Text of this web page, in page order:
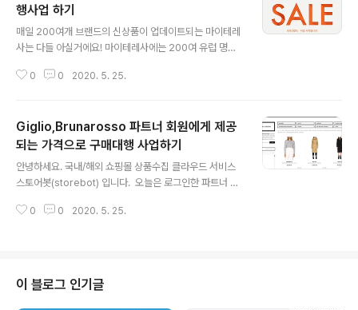
행사업 하기
매일 200여개 브랜드의 신상품이 업데이트되는 마이테레
사는 다들 아실거에요! 마이테레사에는 200여 유럽 명품
업데이트되는 쇼핑몰로 정품만 유통하는 사이트로 안심하
품을 등록해야하죠. 마이테레사에는 수십만개의 상품이 있
는데, 이 상품을 언제 다 가져와서 등록하죠? 상품 10개정
도 등록 후 모습. ​ 하지만!! 좌절하지마세요~ 스토어봇이 있
잖아요. 좌절금지^^ ​ 스토어봇은 수많은 상품을 수집해서
내 쇼핑몰에 등록까지 해주거든요. 그것도 매일 신상품, 업
데이트상품, 재고까지 신경안써도 모두 다 해줍니다. ​ 해외
0 0 2020. 5. 25.
Giglio,Brunarosso 파트너 회원에게 제공
되는 가격으로 구매대행 사업하기
안녕하세요. 국내/해외 쇼핑몰 상품수집 클라우드 서비스
스토어봇(storebot) 입니다. ​ 오늘은 로그인한 파트너 회
보도록 하겠습니다. ​ [Giglio] 로그인 전 - 할인 없음 로그
인된 파트너에게 할인된 좋은 가격으로 상품을 제공하고
있습니다. 스토어봇은 파트너 로그인 계정만 있으면 로그
0 0 2020. 5. 25.
이 블로그 인기글